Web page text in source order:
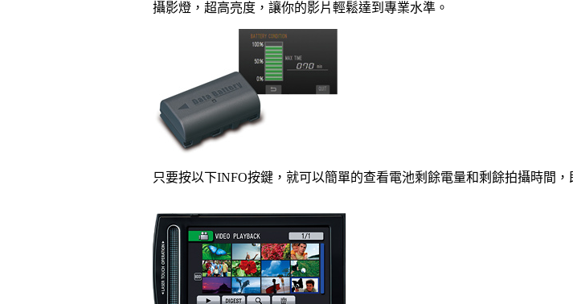
攝影燈，超高亮度，讓你的影片輕鬆達到專業水準。
只要按以下INFO按鍵，就可以簡單的查看電池剩餘電量和剩餘拍攝時間